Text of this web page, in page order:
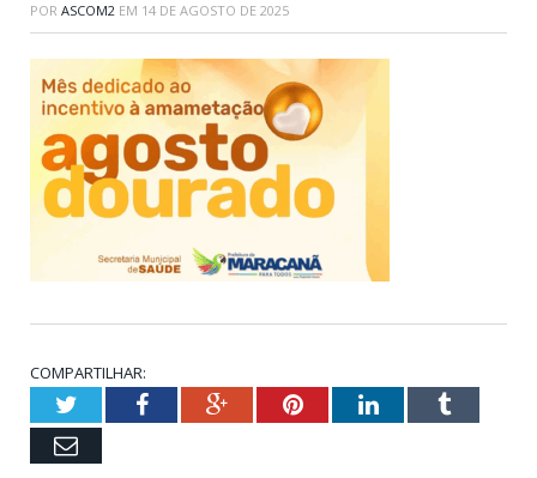
POR ASCOM2 EM 14 DE AGOSTO DE 2025
COMPARTILHAR:
TwitterFacebookGoogle+PinterestLinkedInTumblr
Email